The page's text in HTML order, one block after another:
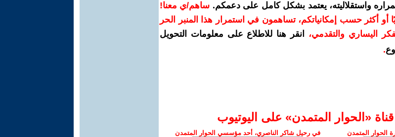
واستقلاليته، يعتمد بشكل كامل على دعمكم. ساهم/ي معنا!
دولارات سنويًا أو أكثر حسب إمكانياتكم، تساهمون في استمرار هذا المنبر الحر
اليساري والتقدمي،
انقر هنا للاطلاع على معلومات التحويل
.
‫«الحوار المتمدن» على اليوتيوب
الحوار المتمدن في رحيل شاكر الناصري، أحد مؤسسي الحوار المتمدن